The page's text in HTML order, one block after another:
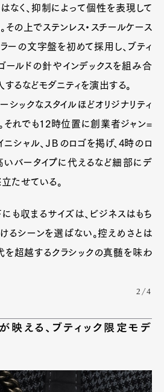
なく、抑制によって個性を表現して
その上でステンレス・スチールケース
ーの文字盤を初めて採用し、ブティ
ールドの針やインデックスを組み合
るなどモダニティを演出する。
シックなスタイルほどオリジナリティ
それでも12時位置に創業者ジャン=
ニシャル、ＪＢのロゴを掲げ、4時のロ
バータイプに代えるなど細部にデ
たせている。
も収まるサイズは、ビジネスはもち
るシーンを選ばない。控えめさとは
超越するクラシックの真髄を味わ
2/4
映える、ブティック限定モデ